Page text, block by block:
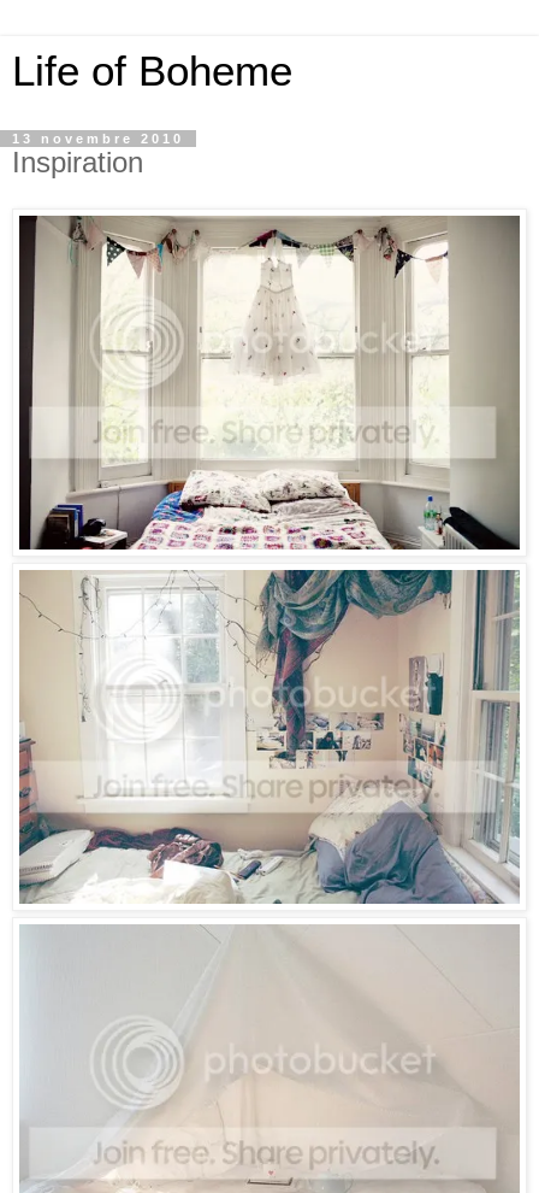
Life of Boheme
13 novembre 2010
Inspiration